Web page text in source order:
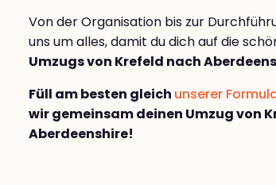
Von der Organisation bis zur
uns um alles, damit du dich auf die
Umzugs von Krefeld nach
Füll am besten gleich unserer
wir gemeinsam deinen Umzug von
Aberdeenshire!